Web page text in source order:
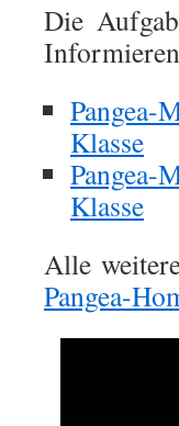
Die
Pangea-
Klasse
Pangea-
Klasse
Alle
Pangea-